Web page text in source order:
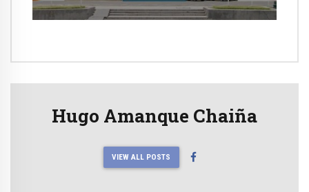
Hugo Amanque Chaiña
VIEW ALL POSTS